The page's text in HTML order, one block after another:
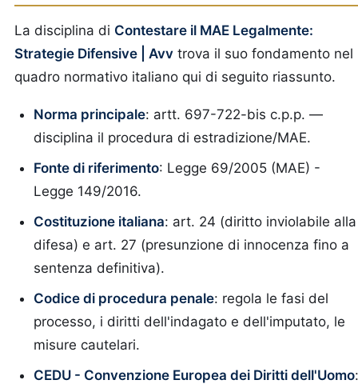
La disciplina di Contestare il MAE Legalmente:
Strategie Difensive | Avv trova il suo fondamento nel
quadro normativo italiano qui di seguito riassunto.
Norma principale: artt. 697-722-bis c.p.p. —
disciplina il procedura di estradizione/MAE.
Fonte di riferimento: Legge 69/2005 (MAE) -
Legge 149/2016.
Costituzione italiana: art. 24 (diritto inviolabile alla
difesa) e art. 27 (presunzione di innocenza fino a
sentenza definitiva).
Codice di procedura penale: regola le fasi del
processo, i diritti dell'indagato e dell'imputato, le
misure cautelari.
CEDU - Convenzione Europea dei Diritti dell'Uomo: